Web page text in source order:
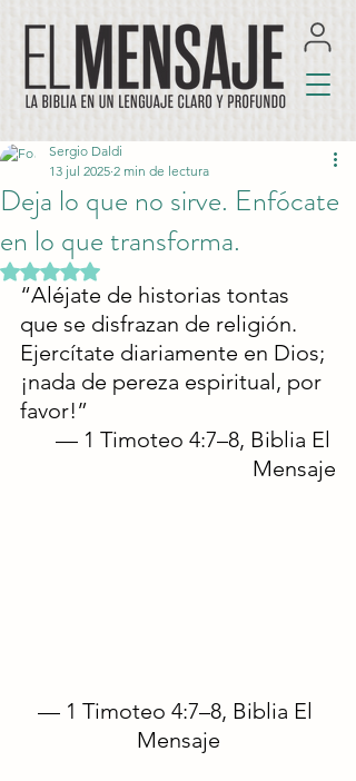
Deja lo que no sirve. Enfócate
en lo que transforma.
Sergio Daldi
13 jul 2025 2 min de lectura
Obtuvo NaN de 5 estrellas.
“Aléjate de historias tontas
que se disfrazan de religión.
Ejercítate diariamente en Dios;
¡nada de pereza espiritual, por
favor!”
— 1 Timoteo 4:7–8, Biblia El
Mensaje
— 1 Timoteo 4:7–8, Biblia El
Mensaje